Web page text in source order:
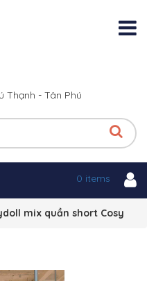
Thạnh - Tân Phú
0 items
mix quần short Cosy